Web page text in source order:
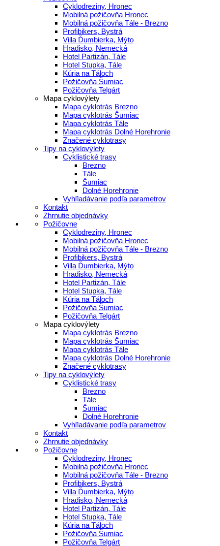
Cyklodreziny, Hronec
Mobilná požičovňa Hronec
Mobilná požičovňa Tále - Brezno
Profibikers, Bystrá
Villa Ďumbierka, Mýto
Hradisko, Nemecká
Hotel Partizán, Tále
Hotel Stupka, Tále
Kúria na Táloch
Požičovňa Šumiac
Požičovňa Telgárt
Mapa cyklovýlety
Mapa cyklotrás Brezno
Mapa cyklotrás Šumiac
Mapa cyklotrás Tále
Mapa cyklotrás Dolné Horehronie
Značené cyklotrasy
Tipy na cyklovýlety
Cyklistické trasy
Brezno
Tále
Šumiac
Dolné Horehronie
Vyhľladávanie podľa parametrov
Kontakt
Zhrnutie objednávky
Požičovne
Cyklodreziny, Hronec
Mobilná požičovňa Hronec
Mobilná požičovňa Tále - Brezno
Profibikers, Bystrá
Villa Ďumbierka, Mýto
Hradisko, Nemecká
Hotel Partizán, Tále
Hotel Stupka, Tále
Kúria na Táloch
Požičovňa Šumiac
Požičovňa Telgárt
Mapa cyklovýlety
Mapa cyklotrás Brezno
Mapa cyklotrás Šumiac
Mapa cyklotrás Tále
Mapa cyklotrás Dolné Horehronie
Značené cyklotrasy
Tipy na cyklovýlety
Cyklistické trasy
Brezno
Tále
Šumiac
Dolné Horehronie
Vyhľladávanie podľa parametrov
Kontakt
Zhrnutie objednávky
Požičovne
Cyklodreziny, Hronec
Mobilná požičovňa Hronec
Mobilná požičovňa Tále - Brezno
Profibikers, Bystrá
Villa Ďumbierka, Mýto
Hradisko, Nemecká
Hotel Partizán, Tále
Hotel Stupka, Tále
Kúria na Táloch
Požičovňa Šumiac
Požičovňa Telgárt